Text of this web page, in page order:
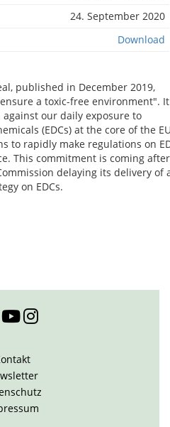
24. September 2020
Download
published in December 2019,
a toxic-free environment". It
our daily exposure to
(EDCs) at the core of the
to rapidly make regulations on
This commitment is coming after
delaying its delivery of
on EDCs.